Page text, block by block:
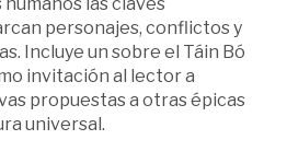
personajes, conflictos y
Incluye un sobre el Táin Bó
invitación al lector a
propuestas a otras épicas
universal.